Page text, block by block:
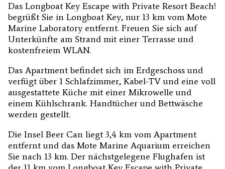
Das Longboat Key Escape with Private Resort Beach!
begrüßt Sie in Longboat Key, nur 13 km vom Mote
Marine Laboratory entfernt. Freuen Sie sich auf
Unterkünfte am Strand mit einer Terrasse und
kostenfreiem WLAN.
Das Apartment befindet sich im Erdgeschoss und
verfügt über 1 Schlafzimmer, Kabel-TV und eine voll
ausgestattete Küche mit einer Mikrowelle und
einem Kühlschrank. Handtücher und Bettwäsche
werden gestellt.
Die Insel Beer Can liegt 3,4 km vom Apartment
entfernt und das Mote Marine Aquarium erreichen
Sie nach 13 km. Der nächstgelegene Flughafen ist